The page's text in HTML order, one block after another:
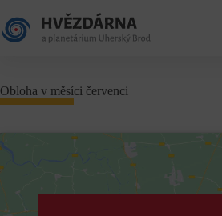
to
content
Obloha v měsíci červenci